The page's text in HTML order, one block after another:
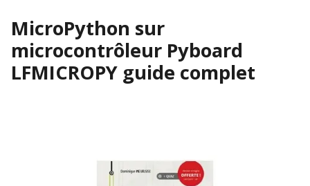
MicroPython sur
microcontrôleur Pyboard
LFMICROPY guide complet